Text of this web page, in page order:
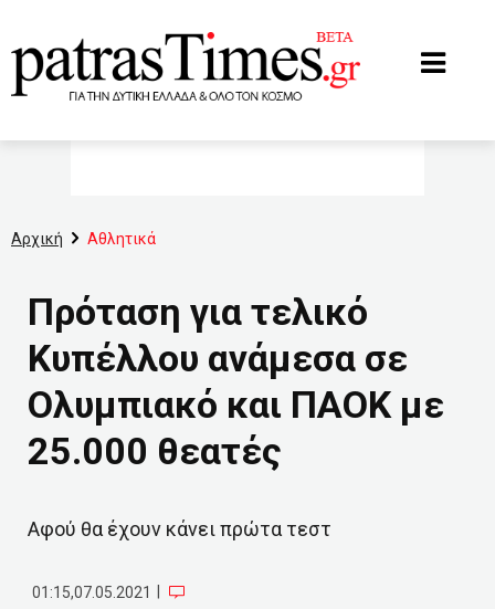
Αρχική Αθλητικά
Πρόταση για τελικό
Κυπέλλου ανάμεσα σε
Ολυμπιακό και ΠΑΟΚ με
25.000 θεατές
Αφού θα έχουν κάνει πρώτα τεστ
01:15,07.05.2021